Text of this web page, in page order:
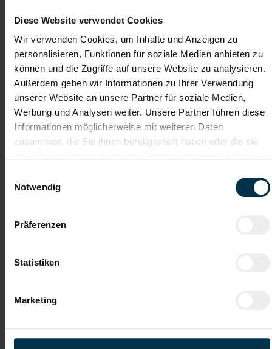
Diese Website verwendet Cookies
Wir verwenden Cookies, um Inhalte und Anzeigen zu
personalisieren, Funktionen für soziale Medien anbieten zu
können und die Zugriffe auf unsere Website zu analysieren.
Außerdem geben wir Informationen zu Ihrer Verwendung
unserer Website an unsere Partner für soziale Medien,
Werbung und Analysen weiter. Unsere Partner führen diese
Informationen möglicherweise mit weiteren Daten
zusammen, die Sie ihnen bereitgestellt haben oder die sie
Notwendig
Präferenzen
Statistiken
Marketing
Kantine/
Mitarbeiter:innen-Rabatte
Unbefristetes
Dienstverhältnis
Einschulung
Arbeitsplatz
Herzlicher Betriebsrät:in
Wertschätzender
Wir sind für dich
da während des Bewerbungs-